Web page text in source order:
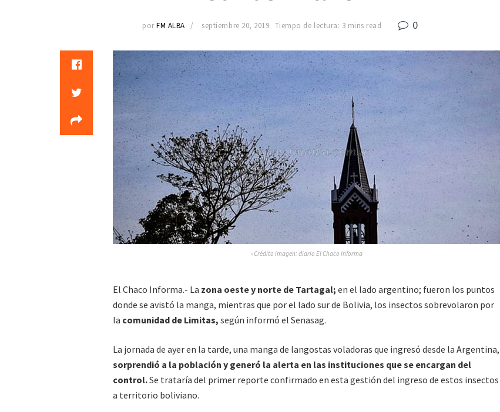
por FM ALBA septiembre 20, 2019 Tiempo de lectura: 3 mins read 0
»Crédito imagen: diario El Chaco Informa
El Chaco Informa.- La zona oeste y norte de Tartagal; en el lado argentino; fueron los puntos
donde se avistó la manga, mientras que por el lado sur de Bolivia, los insectos sobrevolaron por
la comunidad de Limitas, según informó el Senasag.
La jornada de ayer en la tarde, una manga de langostas voladoras que ingresó desde la Argentina,
sorprendió a la población y generó la alerta en las instituciones que se encargan del
control.Se trataría del primer reporte confirmado en esta gestión del ingreso de estos insectos
a territorio boliviano.